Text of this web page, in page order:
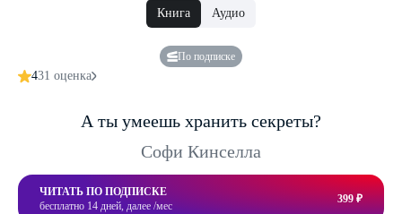
Книга Аудио
По подписке
431 оценка
А ты умеешь хранить секреты?
Софи Кинселла
ЧИТАТЬ ПО ПОДПИСКЕ
бесплатно 14 дней, далее /мес
399 ₽